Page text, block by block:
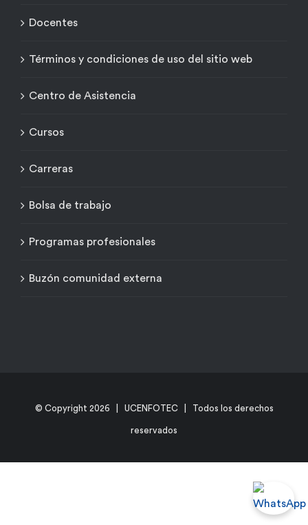
Docentes
Términos y condiciones de uso del sitio web
Centro de Asistencia
Cursos
Carreras
Bolsa de trabajo
Programas profesionales
Buzón comunidad externa
© Copyright 2026 | UCENFOTEC | Todos los derechos
reservados